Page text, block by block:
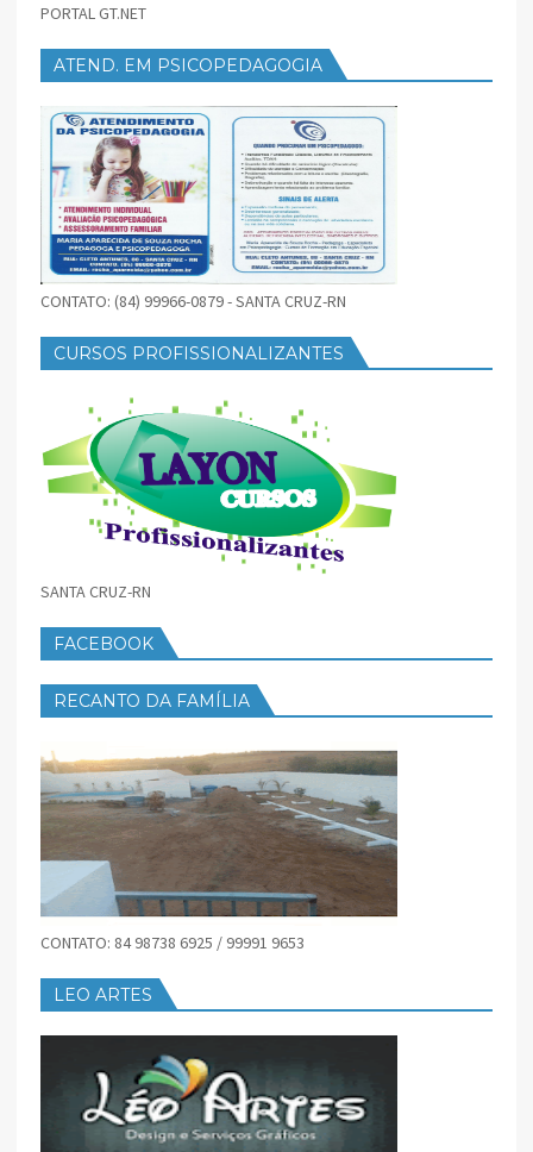
PORTAL GT.NET
ATEND. EM PSICOPEDAGOGIA
CONTATO: (84) 99966-0879 - SANTA CRUZ-RN
CURSOS PROFISSIONALIZANTES
SANTA CRUZ-RN
FACEBOOK
RECANTO DA FAMÍLIA
CONTATO: 84 98738 6925 / 99991 9653
LEO ARTES